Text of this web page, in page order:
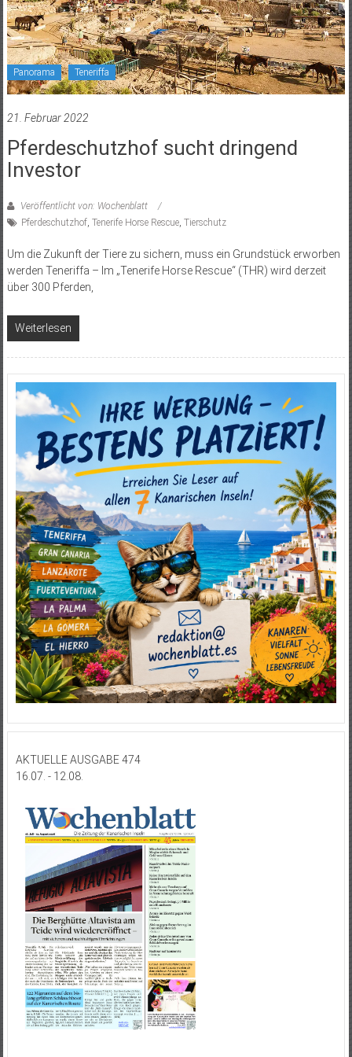
Panorama Teneriffa
21. Februar 2022
Pferdeschutzhof sucht dringend
Investor
Veröffentlicht von: Wochenblatt
Pferdeschutzhof, Tenerife Horse Rescue, Tierschutz
Um die Zukunft der Tiere zu sichern, muss ein Grundstück erworben
werden Teneriffa – Im „Tenerife Horse Rescue“ (THR) wird derzeit
über 300 Pferden,
Weiterlesen
AKTUELLE AUSGABE 474
16.07. - 12.08.